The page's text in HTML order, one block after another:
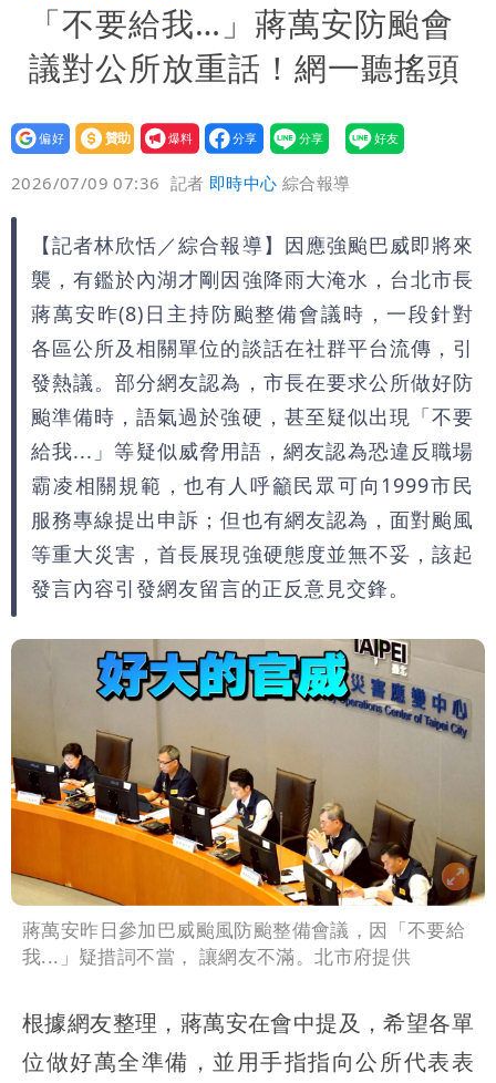
券
慈濟買BNT遭詐10億元 蔡英文：政府
很多謹慎判斷當時未被理解
「不要給我…」蔣萬安防颱會
議對公所放重話！網一聽搖頭
設為
贊助
我要
爆料
2026/07/09 07:36 記者 即時中心 綜合報導
【記者林欣恬／綜合報導】因應強颱巴威即將來
襲，有鑑於內湖才剛因強降雨大淹水，台北市長
蔣萬安昨(8)日主持防颱整備會議時，一段針對
各區公所及相關單位的談話在社群平台流傳，引
發熱議。部分網友認為，市長在要求公所做好防
颱準備時，語氣過於強硬，甚至疑似出現「不要
給我...」等疑似威脅用語，網友認為恐違反職場
霸凌相關規範，也有人呼籲民眾可向1999市民
服務專線提出申訴；但也有網友認為，面對颱風
等重大災害，首長展現強硬態度並無不妥，該起
發言內容引發網友留言的正反意見交鋒。
蔣萬安昨日參加巴威颱風防颱整備會議，因「不要給
我...」疑措詞不當， 讓網友不滿。北市府提供
根據網友整理，蔣萬安在會中提及，希望各單
位做好萬全準備，並用手指指向公所代表表